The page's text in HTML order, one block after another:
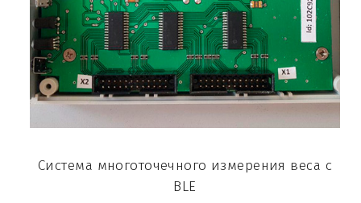
Система многоточечного измерения веса с
BLE